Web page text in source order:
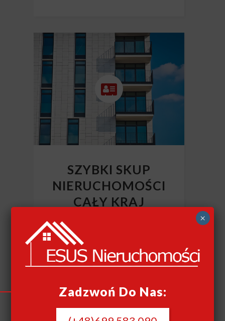
SZYBKI SKUP
NIERUCHOMOŚCI
CAŁY KRAJ
Szybki skup nieruchomości
Zadzwoń Do Nas:
×